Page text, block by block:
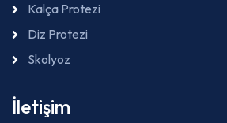
Kalça Protezi
Diz Protezi
Skolyoz
İletişim